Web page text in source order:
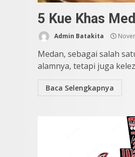
5 Kue Khas
Admin Batakita
Medan, sebagai salah
alamnya, tetapi juga
Baca Selengkapnya